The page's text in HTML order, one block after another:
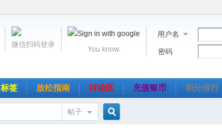
用户名
密码
You know.
微信扫码登录
标签 放松指南 讨论区 充值银币 积分排行
帖子